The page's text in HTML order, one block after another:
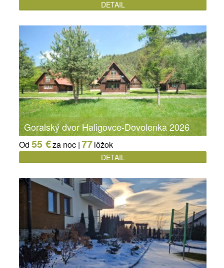
DETAIL
Goralský dvor Haligovce-Dovolenka 2026
Od 55 €za noc |77lôžok
DETAIL